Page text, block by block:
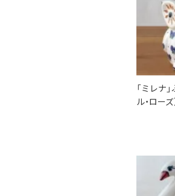
「ミレナ
ル・ローズ